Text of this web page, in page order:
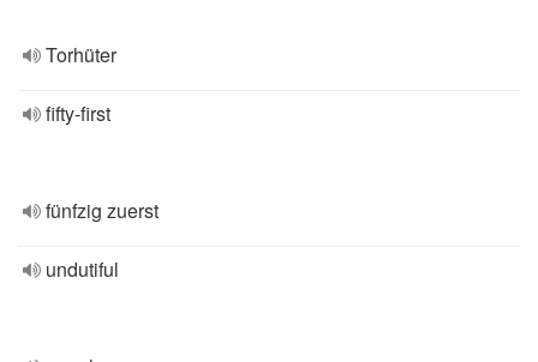
Torhüter
fifty-first
fünfzig zuerst
undutiful